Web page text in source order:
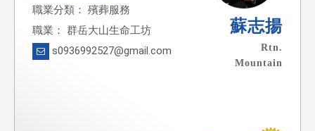
職業分類： 殯葬服務
職業： 群岳大山生命工坊
s0936992527@gmail.com
蘇志揚
Rtn.
Mountain